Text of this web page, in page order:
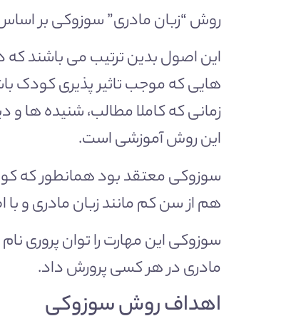
روش “زبان مادری” سوزوکی بر
این اصول بدین ترتیب می باشند
هایی که موجب تاثیر پذیری کودک
زمانی که کاملا مطالب، شنیده ها
این روش آموزشی است.
سوزوکی معتقد بود همانطور که
هم از سن کم مانند زبان مادری و با
سوزوکی این مهارت را توان پروری
مادری در هر کسی پرورش داد.
اهداف روش سوزوکی